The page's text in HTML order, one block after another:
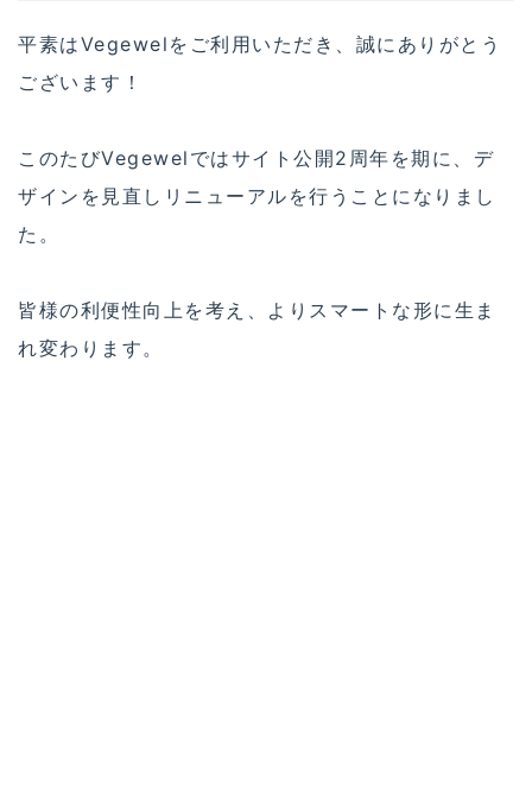
平素はVegewelをご利用いただき、誠にありがとう
ございます！
このたびVegewelではサイト公開2周年を期に、デ
ザインを見直しリニューアルを行うことになりまし
た。
皆様の利便性向上を考え、よりスマートな形に生ま
れ変わります。